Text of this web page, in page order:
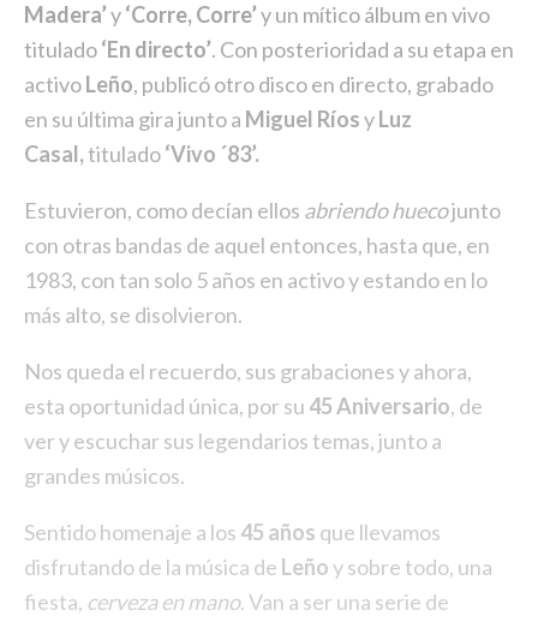
Madera’y‘Corre, Corre’y un mítico álbum en vivo
titulado‘En directo’. Con posterioridad a su etapa en
activoLeño, publicó otro disco en directo, grabado
en su última gira junto a Miguel RíosyLuz
Casal,titulado‘Vivo ´83’.
Estuvieron, como decían ellos abriendo huecojunto
con otras bandas de aquel entonces, hasta que, en
1983, con tan solo 5 años en activo y estando en lo
más alto, se disolvieron.
Nos queda el recuerdo, sus grabaciones y ahora,
esta oportunidad única, por su 45 Aniversario, de
ver y escuchar sus legendarios temas, junto a
grandes músicos.
Sentido homenaje a los 45 años que llevamos
disfrutando de la música de Leñoy sobre todo, una
fiesta, cerveza en mano. Van a ser una serie de